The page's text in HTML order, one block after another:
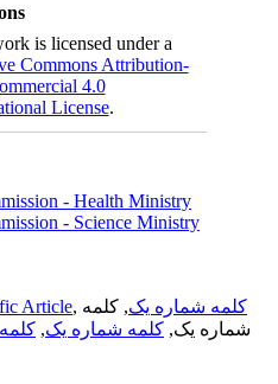
is licensed under a
Commons Attribution-
4.0
License.
- Health Ministry
- Science Ministry
Article, کلمه شماره یک, کلمه
شماره یک, کلمه شماره یک,